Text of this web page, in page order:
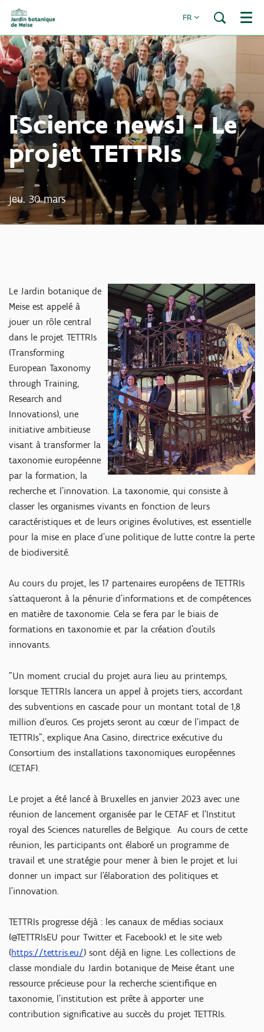
FR Menu
[Science news] - Le
projet TETTRIs
jeu. 30 mars
Le Jardin botanique de
Meise est appelé à
jouer un rôle central
dans le projet TETTRIs
(Transforming
European Taxonomy
through Training,
Research and
Innovations), une
initiative ambitieuse
visant à transformer la
taxonomie européenne
par la formation, la
recherche et l'innovation. La taxonomie, qui consiste à
classer les organismes vivants en fonction de leurs
caractéristiques et de leurs origines évolutives, est essentielle
pour la mise en place d'une politique de lutte contre la perte
de biodiversité.
Au cours du projet, les 17 partenaires européens de TETTRIs
s'attaqueront à la pénurie d'informations et de compétences
en matière de taxonomie. Cela se fera par le biais de
formations en taxonomie et par la création d'outils
innovants.
"Un moment crucial du projet aura lieu au printemps,
lorsque TETTRIs lancera un appel à projets tiers, accordant
des subventions en cascade pour un montant total de 1,8
million d'euros. Ces projets seront au cœur de l'impact de
TETTRIs", explique Ana Casino, directrice exécutive du
Consortium des installations taxonomiques européennes
(CETAF).
Le projet a été lancé à Bruxelles en janvier 2023 avec une
réunion de lancement organisée par le CETAF et l'Institut
royal des Sciences naturelles de Belgique. Au cours de cette
réunion, les participants ont élaboré un programme de
travail et une stratégie pour mener à bien le projet et lui
donner un impact sur l'élaboration des politiques et
l'innovation.
TETTRIs progresse déjà : les canaux de médias sociaux
(@TETTRIsEU pour Twitter et Facebook) et le site web
(https://tettris.eu/) sont déjà en ligne. Les collections de
classe mondiale du Jardin botanique de Meise étant une
ressource précieuse pour la recherche scientifique en
taxonomie, l'institution est prête à apporter une
contribution significative au succès du projet TETTRIs.